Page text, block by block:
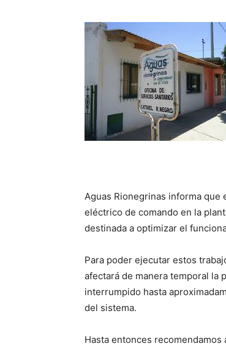
Aguas Rionegrinas informa
eléctrico de comando en la
destinada a optimizar el
Para poder ejecutar estos
afectará de manera temporal la
interrumpido hasta
del sistema.
Hasta entonces